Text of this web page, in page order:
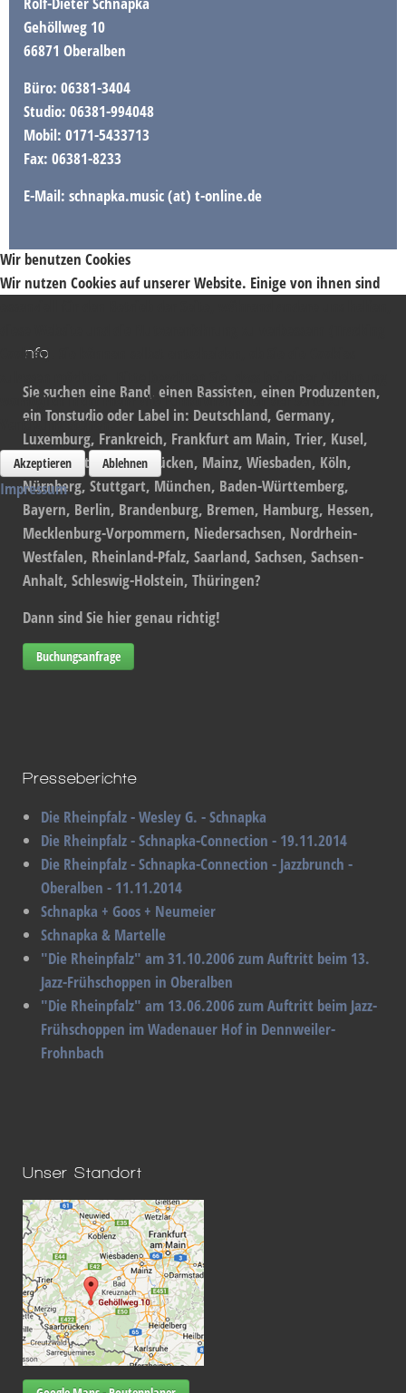
Gehöllweg 10
66871 Oberalben
Büro: 06381-3404
Studio: 06381-994048
Mobil: 0171-5433713
Fax: 06381-8233
E-Mail: schnapka.music (at) t-online.de
Info
Sie suchen eine Band, einen Bassisten, einen Produzenten,
ein Tonstudio oder Label in: Deutschland, Germany,
Luxemburg, Frankreich, Frankfurt am Main, Trier, Kusel,
Kaiserslautern, Saarbrücken, Mainz, Wiesbaden, Köln,
Nürnberg, Stuttgart, München, Baden-Württemberg,
Bayern, Berlin, Brandenburg, Bremen, Hamburg, Hessen,
Mecklenburg-Vorpommern, Niedersachsen, Nordrhein-
Westfalen, Rheinland-Pfalz, Saarland, Sachsen, Sachsen-
Anhalt, Schleswig-Holstein, Thüringen?
Dann sind Sie hier genau richtig!
Buchungsanfrage
Presseberichte
Die Rheinpfalz - Wesley G. - Schnapka
Die Rheinpfalz - Schnapka-Connection - 19.11.2014
Die Rheinpfalz - Schnapka-Connection - Jazzbrunch -
Oberalben - 11.11.2014
Schnapka + Goos + Neumeier
Schnapka & Martelle
"Die Rheinpfalz" am 31.10.2006 zum Auftritt beim 13.
Jazz-Frühschoppen in Oberalben
"Die Rheinpfalz" am 13.06.2006 zum Auftritt beim Jazz-
Frühschoppen im Wadenauer Hof in Dennweiler-
Frohnbach
Unser Standort
Wir benutzen Cookies
Wir nutzen Cookies auf unserer Website. Einige von ihnen sind
Cookies). Sie können selbst entscheiden, ob Sie die Cookies
womöglich nicht mehr alle Funktionalitäten der Seite zur
Verfügung stehen.
Akzeptieren Ablehnen
Impressum